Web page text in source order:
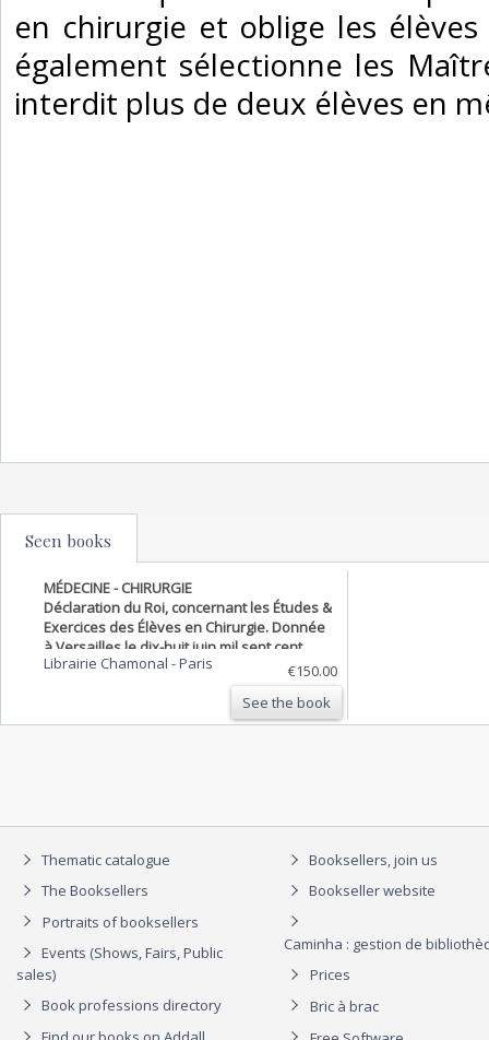
en chirurgie et oblige les
également sélectionne les
interdit plus de deux élèves en
Seen books
MÉDECINE - CHIRURGIE
Déclaration du Roi, concernant les Études &
Exercices des Élèves en Chirurgie. Donnée
à Versailles le dix-huit juin mil sept cent
quatre-vingt quatre
Librairie Chamonal -Paris
€150.00
See the book
Thematic catalogue
The Booksellers
Portraits of booksellers
Events (Shows, Fairs, Public
sales)
Book professions directory
Booksellers, join us
Bookseller website
Caminha : gestion de
Prices
Bric à brac